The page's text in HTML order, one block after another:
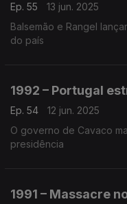
Ep. 55
13 jun. 2025
Balsemão e Rangel
do país
1992 – Portugal
Ep. 54
12 jun. 2025
O governo de Cavaco
presidência
1991 – Massacre